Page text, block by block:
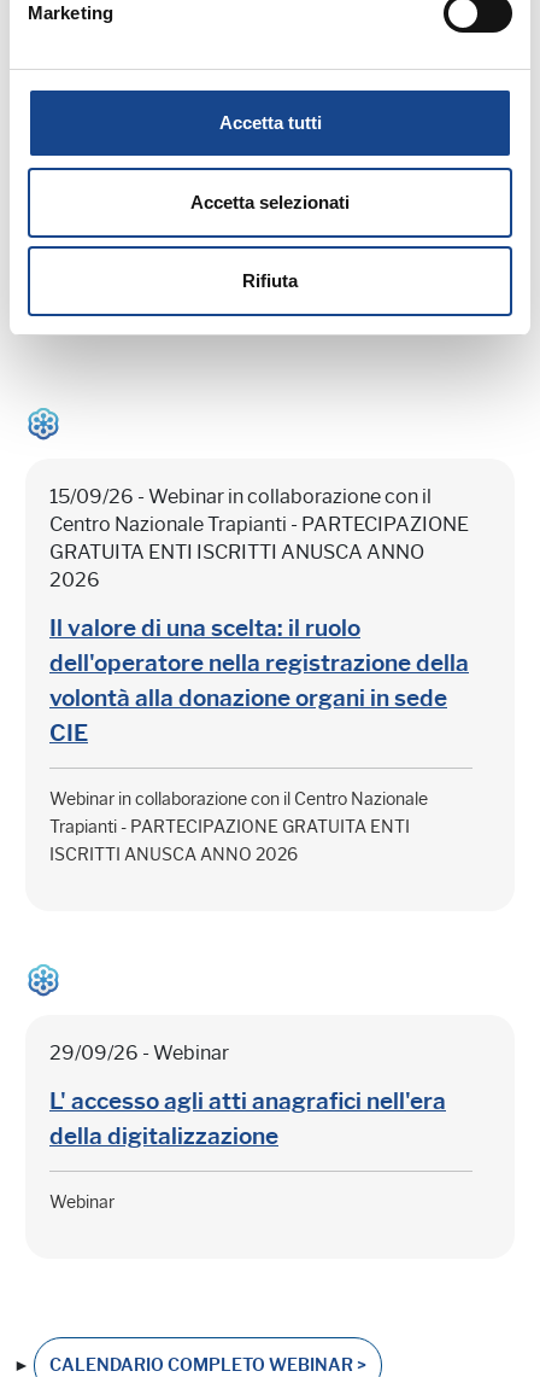
Marketing
Accetta tutti
Accetta selezionati
Rifiuta
ISCRIVITI ON LINE
Prossimi webinar in programma:
15/09/26 - Webinar in collaborazione con il
Centro Nazionale Trapianti - PARTECIPAZIONE
GRATUITA ENTI ISCRITTI ANUSCA ANNO
2026
Il valore di una scelta: il ruolo
dell'operatore nella registrazione della
volontà alla donazione organi in sede
CIE
Webinar in collaborazione con il Centro Nazionale
Trapianti - PARTECIPAZIONE GRATUITA ENTI
ISCRITTI ANUSCA ANNO 2026
29/09/26 - Webinar
L' accesso agli atti anagrafici nell'era
della digitalizzazione
Webinar
► CALENDARIO COMPLETO WEBINAR >